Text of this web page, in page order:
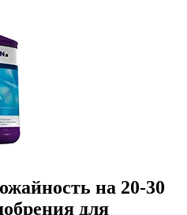
на 20-30
для